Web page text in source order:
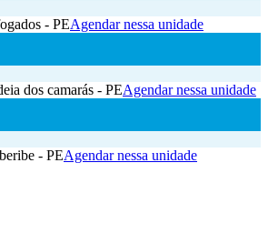
- PEAgendar nessa unidade
dos camarás - PEAgendar nessa unidade
- PEAgendar nessa unidade